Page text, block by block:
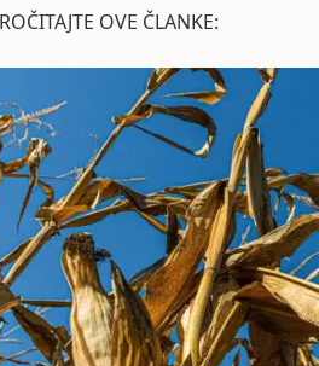
OVE ČLANKE: